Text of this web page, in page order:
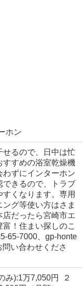
ホン
せるので、日中は忙
すすめの浴室乾燥機
わずにインターホン
できるので、トラブ
くなります。専用
グ等使い方はさま
だったら宮崎市エ
！住まい探しのこ
65-7000、gp-honte
い合わせくださ
み):1万7,050円 ２